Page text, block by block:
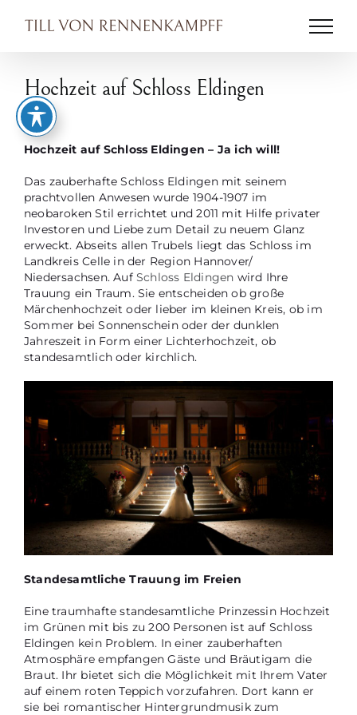
Inhalt
Hochzeit auf Schloss Eldingen
Zeige
grösseres
Bild
Hochzeit auf Schloss Eldingen – Ja ich will!
Das zauberhafte Schloss Eldingen mit seinem
prachtvollen Anwesen wurde 1904-1907 im
neobaroken Stil errichtet und 2011 mit Hilfe privater
Investoren und Liebe zum Detail zu neuem Glanz
erweckt. Abseits allen Trubels liegt das Schloss im
Landkreis Celle in der Region Hannover/
Niedersachsen. Auf Schloss Eldingen wird Ihre
Trauung ein Traum. Sie entscheiden ob große
Märchenhochzeit oder lieber im kleinen Kreis, ob im
Sommer bei Sonnenschein oder der dunklen
Jahreszeit in Form einer Lichterhochzeit, ob
standesamtlich oder kirchlich.
Standesamtliche Trauung im Freien
Eine traumhafte standesamtliche Prinzessin Hochzeit
im Grünen mit bis zu 200 Personen ist auf Schloss
Eldingen kein Problem. In einer zauberhaften
Atmosphäre empfangen Gäste und Bräutigam die
Braut. Ihr bietet sich die Möglichkeit mit Ihrem Vater
auf einem roten Teppich vorzufahren. Dort kann er
sie bei romantischer Hintergrundmusik zum